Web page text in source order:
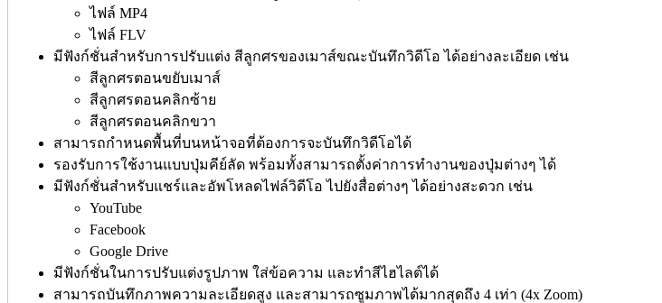
ไฟล์ MP4
ไฟล์ FLV
มีฟังก์ชั่นสำหรับการปรับแต่ง สีลูกศรของเมาส์ขณะบันทึกวิดีโอ ได้อย่างละเอียด เช่น
สีลูกศรตอนขยับเมาส์
สีลูกศรตอนคลิกซ้าย
สีลูกศรตอนคลิกขวา
สามารถกำหนดพื้นที่บนหน้าจอที่ต้องการจะบันทึกวิดีโอได้
รองรับการใช้งานแบบปุ่มคีย์ลัด พร้อมทั้งสามารถตั้งค่าการทำงานของปุ่มต่างๆ ได้
มีฟังก์ชั่นสำหรับแชร์และอัพโหลดไฟล์วิดีโอ ไปยังสื่อต่างๆ ได้อย่างสะดวก เช่น
YouTube
Facebook
Google Drive
มีฟังก์ชั่นในการปรับแต่งรูปภาพ ใส่ข้อความ และทำสีไฮไลต์ได้
สามารถบันทึกภาพความละเอียดสูง และสามารถซูมภาพได้มากสุดถึง 4 เท่า (4x Zoom)